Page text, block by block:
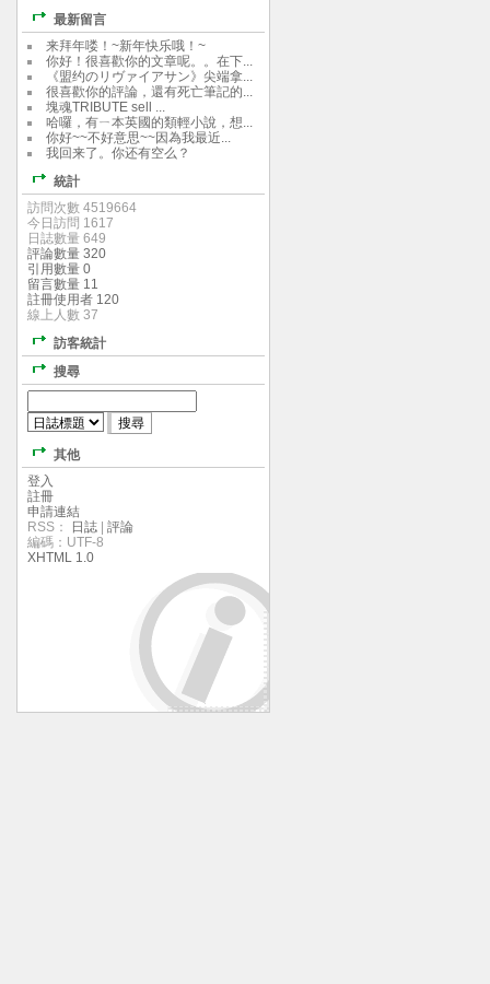
最新留言
来拜年喽！~新年快乐哦！~
你好！很喜歡你的文章呢。。在下...
《盟约のリヴァイアサン》尖端拿...
很喜歡你的評論，還有死亡筆記的...
塊魂TRIBUTE sell ...
哈囉，有ㄧ本英國的類輕小說，想...
你好~~不好意思~~因為我最近...
我回来了。你还有空么？
統計
訪問次數 4519664
今日訪問 1617
日誌數量 649
評論數量 320
引用數量 0
留言數量 11
註冊使用者 120
線上人數 37
訪客統計
搜尋
其他
登入
註冊
申請連結
RSS：
日誌
評論
編碼：UTF-8
XHTML 1.0